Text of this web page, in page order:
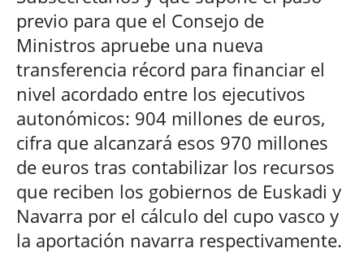
previo para que el Consejo de
Ministros apruebe una nueva
transferencia récord para financiar el
nivel acordado entre los ejecutivos
autonómicos: 904 millones de euros,
cifra que alcanzará esos 970 millones
de euros tras contabilizar los recursos
que reciben los gobiernos de Euskadi y
Navarra por el cálculo del cupo vasco y
la aportación navarra respectivamente.